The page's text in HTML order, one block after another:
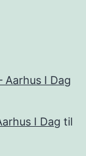
Aarhus I Dag
I Dag til